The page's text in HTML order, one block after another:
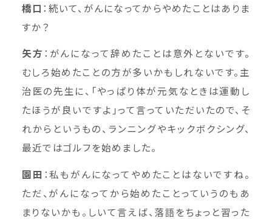
橋口 ：続いて、がんになってからやめたことはありま
すか？
矢方 ：がんになって辞めたことは意外とないです。
むしろ始めたことの方が多いかもしれないです。主
治医の先生に、「やっぱり体が元気なときは運動し
たほうが良いですよ」って言っていただいたので、そ
れからというもの、ランニングやキックボクシング、
最近ではゴルフを始めました。
園田 ：私もがんになってやめたことはないですね。
ただ、がんになってから始めたことっていうのもあ
まりないかも。しいて言えば、落語をちょっと習った